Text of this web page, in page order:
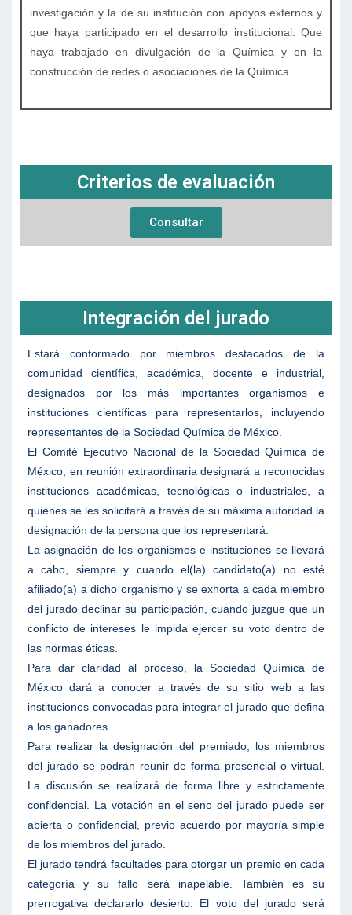
investigación y la de su institución con apoyos externos y
que haya participado en el desarrollo institucional. Que
haya trabajado en divulgación de la Química y en la
construcción de redes o asociaciones de la Química.
Criterios de evaluación
Consultar
Integración del jurado
Estará conformado por miembros destacados de la
comunidad científica, académica, docente e industrial,
designados por los más importantes organismos e
instituciones científicas para representarlos, incluyendo
representantes de la Sociedad Química de México.
El Comité Ejecutivo Nacional de la Sociedad Química de
México, en reunión extraordinaria designará a reconocidas
instituciones académicas, tecnológicas o industriales, a
quienes se les solicitará a través de su máxima autoridad la
designación de la persona que los representará.
La asignación de los organismos e instituciones se llevará
a cabo, siempre y cuando el(la) candidato(a) no esté
afiliado(a) a dicho organismo y se exhorta a cada miembro
del jurado declinar su participación, cuando juzgue que un
conflicto de intereses le impida ejercer su voto dentro de
las normas éticas.
Para dar claridad al proceso, la Sociedad Química de
México dará a conocer a través de su sitio web a las
instituciones convocadas para integrar el jurado que defina
a los ganadores.
Para realizar la designación del premiado, los miembros
del jurado se podrán reunir de forma presencial o virtual.
La discusión se realizará de forma libre y estrictamente
confidencial. La votación en el seno del jurado puede ser
abierta o confidencial, previo acuerdo por mayoría simple
de los miembros del jurado.
El jurado tendrá facultades para otorgar un premio en cada
categoría y su fallo será inapelable. También es su
prerrogativa declararlo desierto. El voto del jurado será